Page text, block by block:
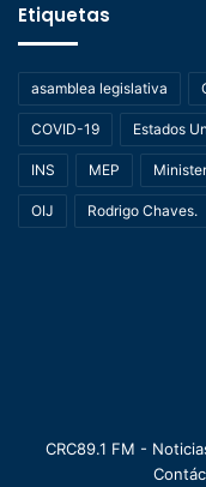
Etiquetas
asamblea legislativa
COVID-19 Estados
INS MEP
OIJ Rodrigo Chaves.
CRC89.1 FM -